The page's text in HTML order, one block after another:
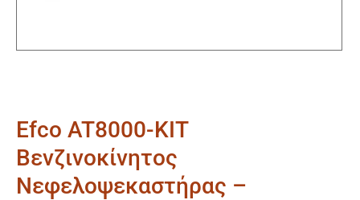
Efco AT8000-KIT
Βενζινοκίνητος
Νεφελοψεκαστήρας –